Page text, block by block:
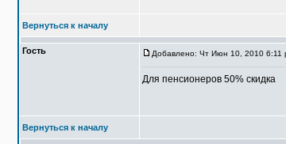
Вернуться к началу
Гость Добавлено: Чт Июн 10, 2010 6:11
Для пенсионеров 50% скидка
Вернуться к началу